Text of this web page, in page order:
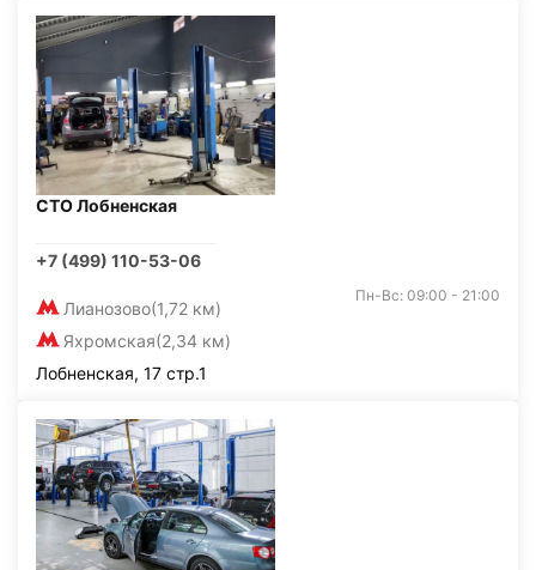
СТО Лобненская
+7 (499) 110-53-06
Лианозово(1,72 км)
Яхромская(2,34 км)
Пн-Вс: 09:00 - 21:00
Лобненская, 17 стр.1